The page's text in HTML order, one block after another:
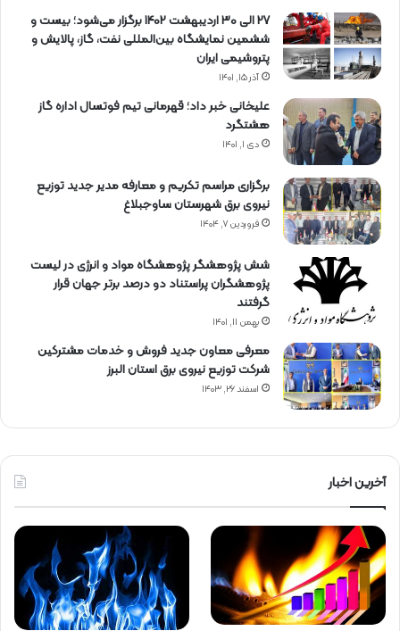
27 الی 30 اردیبهشت 1402 برگزار می‌شود؛ بیست و
ششمین نمایشگاه بین‌المللی نفت، گاز، پالایش و
پتروشیمی ایران
آذر ۱۵, ۱۴۰۱
علیخانی خبر داد؛ قهرمانی تیم فوتسال اداره گاز
هشتگرد
دی ۱, ۱۴۰۱
برگزاری مراسم تكریم و معارفه مدیر جدید توزیع
نیروی برق شهرستان ساوجبلاغ
فروردین ۷, ۱۴۰۴
شش پژوهشگر پژوهشگاه مواد و انرژی در لیست
پژوهشگران پراستناد دو درصد برتر جهان قرار
گرفتند
بهمن ۱۱, ۱۴۰۱
معرفی معاون جدید فروش و خدمات مشتركین
شركت توزیع نیروی برق استان البرز
اسفند ۲۶, ۱۴۰۳
آخرین اخبار